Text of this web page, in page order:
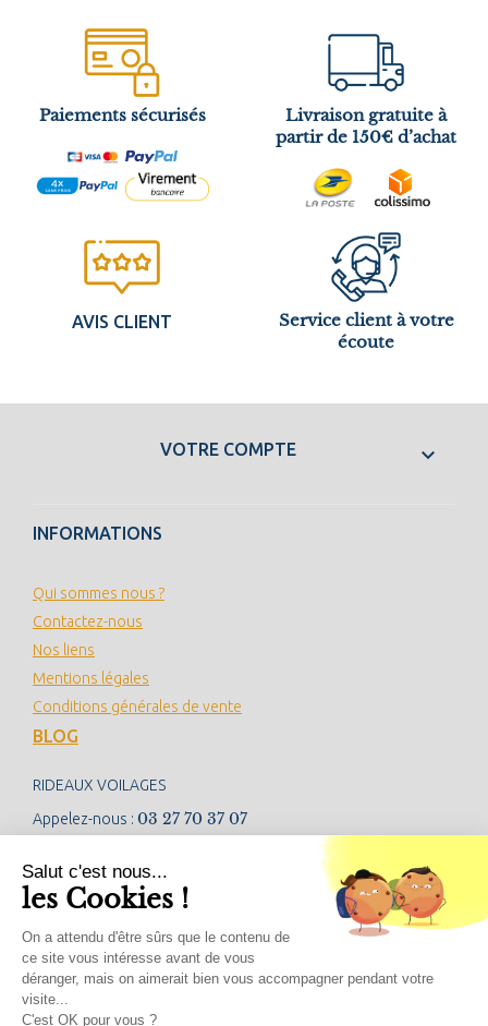
Paiements sécurisés
Livraison gratuite à
partir de 150€ d’achat
AVIS CLIENT
Service client à votre
écoute
VOTRE COMPTE 
INFORMATIONS
Qui sommes nous ?
Contactez-nous
Nos liens
Mentions légales
Conditions générales de vente
BLOG
RIDEAUX VOILAGES
Appelez-nous : 03 27 70 37 07
NEWSLETTER
RÉSEAUX SOCIAUX
Salut c'est nous...
les Cookies !
On a attendu d'être sûrs que le contenu de
ce site vous intéresse avant de vous
déranger, mais on aimerait bien vous accompagner pendant votre
visite...
C'est OK pour vous ?